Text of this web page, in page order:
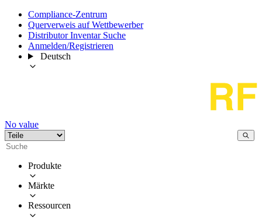
Compliance-Zentrum
Querverweis auf Wettbewerber
Distributor Inventar Suche
Anmelden/Registrieren
Deutsch
No value
Produkte
Märkte
Ressourcen